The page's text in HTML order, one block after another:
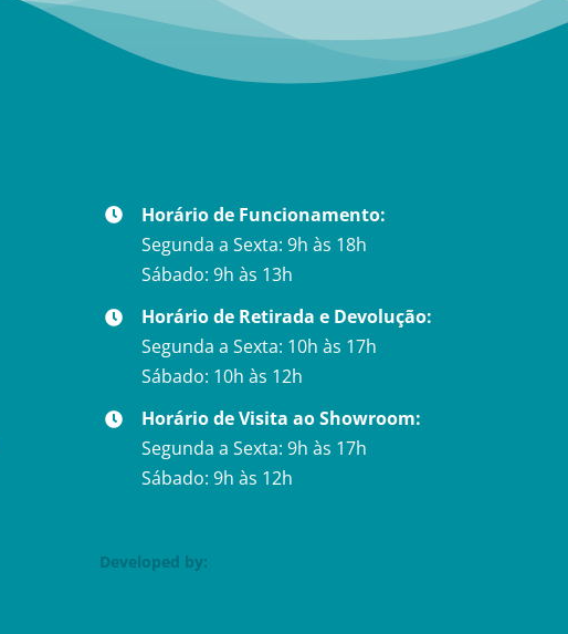
Horário de Funcionamento:
Segunda a Sexta: 9h às 18h
Sábado: 9h às 13h
Horário de Retirada e Devolução:
Segunda a Sexta: 10h às 17h
Sábado: 10h às 12h
Horário de Visita ao Showroom:
Segunda a Sexta: 9h às 17h
Sábado: 9h às 12h
Developed by: